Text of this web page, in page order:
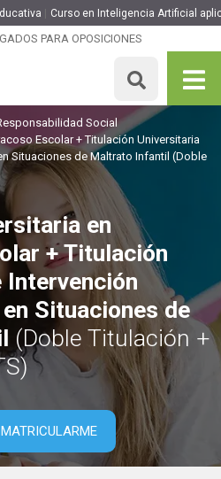
Curso en Inteligencia Artificial
PARA OPOSICIONES
Ciberacoso Escolar + Titulación
Psicoeducativa en
Social
Escolar + Titulación Universitaria
Situaciones de Maltrato Infantil (Doble
en
+ Titulación
Situaciones de
(Doble Titulación +
MATRICULARME